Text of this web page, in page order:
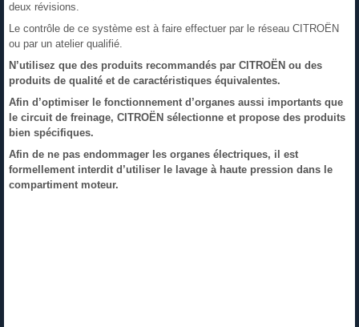
deux révisions.
Le contrôle de ce système est à faire effectuer par le réseau CITROËN
ou par un atelier qualifié.
N’utilisez que des produits recommandés par CITROËN ou des
produits de qualité et de caractéristiques équivalentes.
Afin d’optimiser le fonctionnement d’organes aussi importants que
le circuit de freinage, CITROËN sélectionne et propose des produits
bien spécifiques.
Afin de ne pas endommager les organes électriques, il est
formellement interdit d’utiliser le lavage à haute pression dans le
compartiment moteur.